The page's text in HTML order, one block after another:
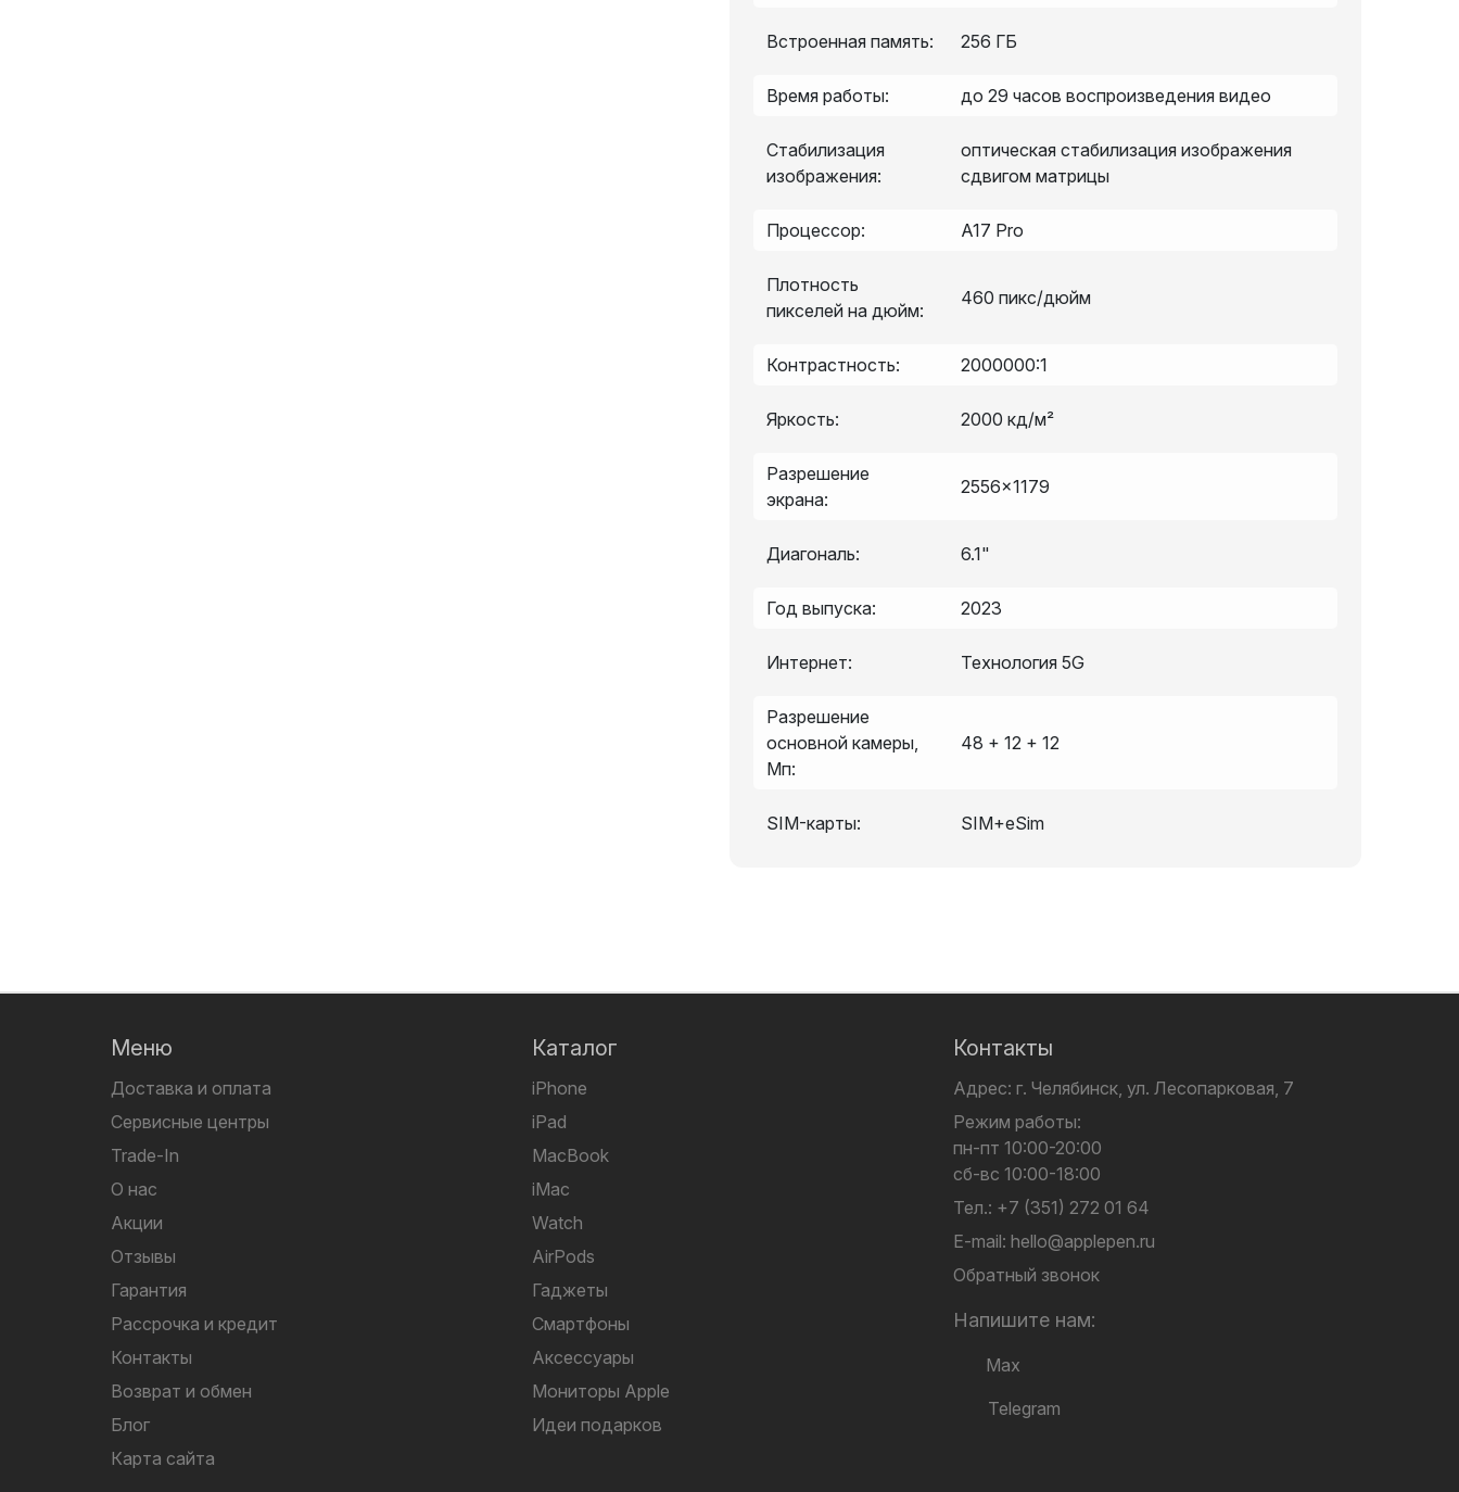
Встроенная память: 256 ГБ
Время работы: до 29 часов воспроизведения видео
Стабилизация
изображения:
оптическая стабилизация изображения
сдвигом матрицы
Процессор: A17 Pro
Плотность
пикселей на дюйм:
460 пикс/дюйм
Контрастность: 2000000:1
Яркость: 2000 кд/м²
Разрешение
экрана:
2556x1179
Диагональ: 6.1"
Год выпуска: 2023
Интернет: Технология 5G
Разрешение
основной камеры,
Мп:
48 + 12 + 12
SIM-карты: SIM+eSim
Меню
Доставка и оплата
Сервисные центры
Trade-In
О нас
Акции
Отзывы
Гарантия
Рассрочка и кредит
Контакты
Возврат и обмен
Блог
Карта сайта
Каталог
iPhone
iPad
MacBook
iMac
Watch
AirPods
Гаджеты
Смартфоны
Аксессуары
Мониторы Apple
Идеи подарков
Контакты
Адрес: г. Челябинск, ул. Лесопарковая, 7
Режим работы:
пн-пт 10:00-20:00
сб-вс 10:00-18:00
Тел.: +7 (351) 272 01 64
E-mail: hello@applepen.ru
Обратный звонок
Напишите нам:
Max
Telegram